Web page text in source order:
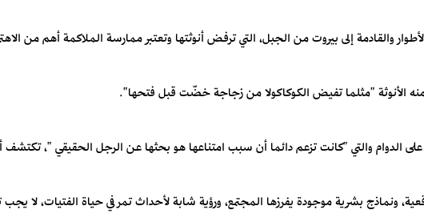
والقادمة إلى بيروت من الجبل، التي ترفض أنوثتها وتعتبر ممارسة الملاكمة أهم من
الأنوثة "مثلما تفيض الكوكاكولا من زجاجة خضّت قبل فتحها".
على الدوام والتي "كانت تزعم دائما أن سبب امتناعها هو بحثها عن الرجل الحقيقي "،
ونماذج بشرية موجودة يفرزها المجتمع، ورؤية شابة لأحداث تمر في حياة الفتيات، لا